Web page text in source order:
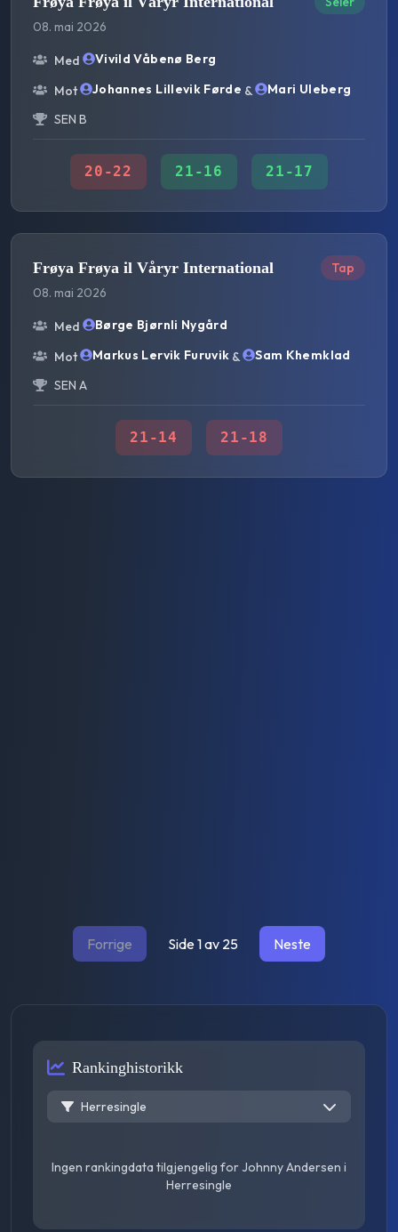
08. mai 2026
Med
Vivild Våbenø Berg
Mot
Johannes Lillevik Førde &
Mari Uleberg
SEN B
20 -22 21 -16 21 -17
Frøya Frøya il Våryr International
08. mai 2026
Tap
Med
Børge Bjørnli Nygård
Mot
Markus Lervik Furuvik &
Sam Khemklad
SEN A
21 -14 21 -18
Forrige Side1av 25 Neste
Rankinghistorikk
Herresingle
Ingen rankingdata tilgjengelig for Johnny Andersen i
Herresingle